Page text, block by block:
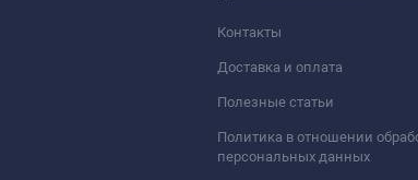
Контакты
Доставка и оплата
Полезные статьи
Политика в отношении
персональных данных